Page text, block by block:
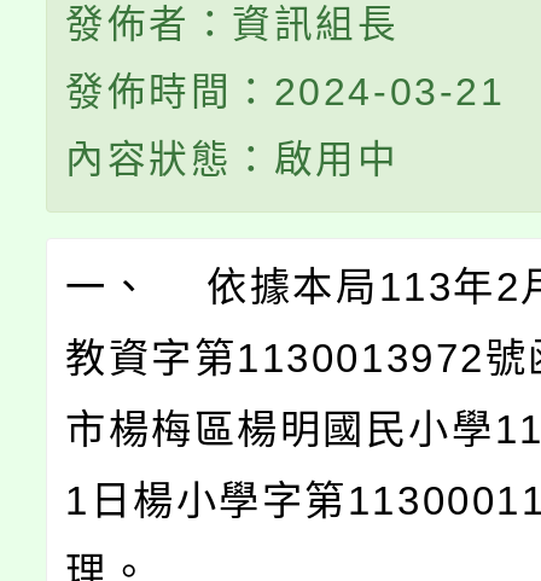
發佈者：資訊組長
發佈時間：2024-03-21
內容狀態：啟用中
一、 依據本局113年2
教資字第1130013972號
市楊梅區楊明國民小學
1日楊小學字第